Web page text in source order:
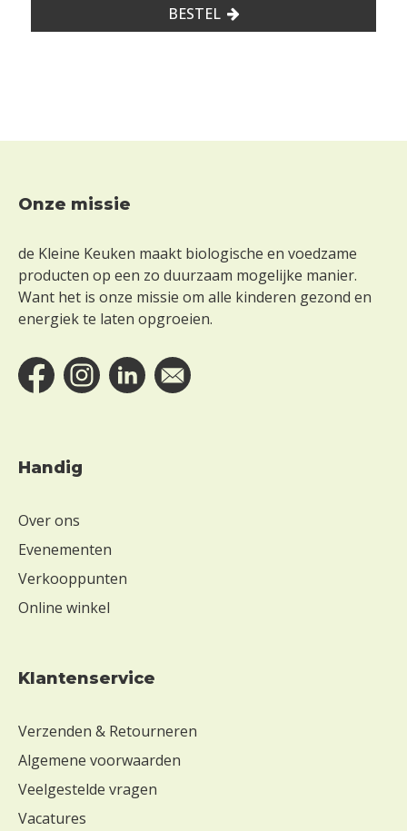
BESTEL
Footer
Onze missie
de Kleine Keuken maakt biologische en voedzame
producten op een zo duurzaam mogelijke manier.
Want het is onze missie om alle kinderen gezond en
energiek te laten opgroeien.
Handig
Over ons
Evenementen
Verkooppunten
Online winkel
Klantenservice
Verzenden & Retourneren
Algemene voorwaarden
Veelgestelde vragen
Vacatures